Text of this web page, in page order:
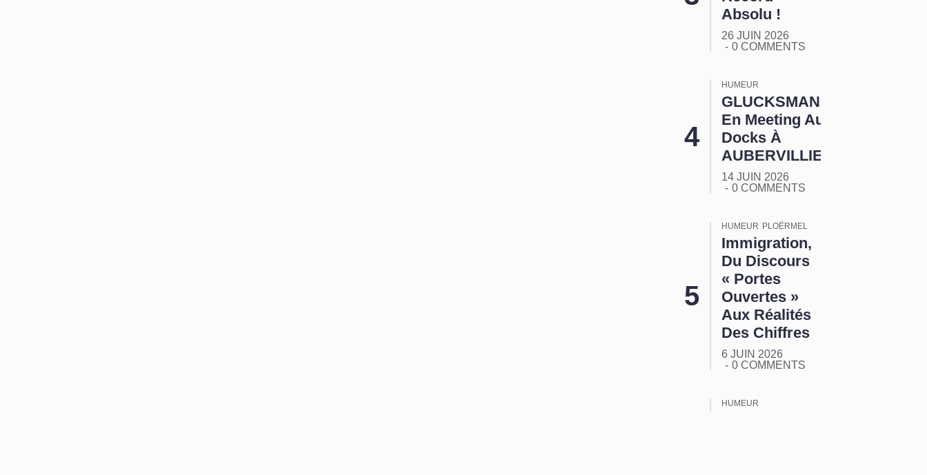
Absolu !
26 JUIN 2026
0 COMMENTS
HUMEUR
GLUCKSMANN
En Meeting Aux
Docks À
AUBERVILLIERS
14 JUIN 2026
0 COMMENTS
HUMEUR PLOËRMEL
Immigration,
Du Discours
« Portes
Ouvertes »
Aux Réalités
Des Chiffres
6 JUIN 2026
0 COMMENTS
HUMEUR